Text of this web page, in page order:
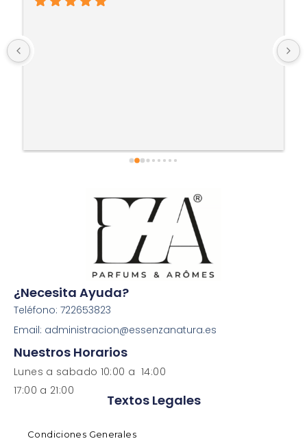
¿Necesita Ayuda?
Teléfono: 722653823
Email: administracion@essenzanatura.es
Nuestros Horarios
Lunes a sabado 10:00 a 14:00
17:00 a 21:00
Textos Legales
Condiciones Generales